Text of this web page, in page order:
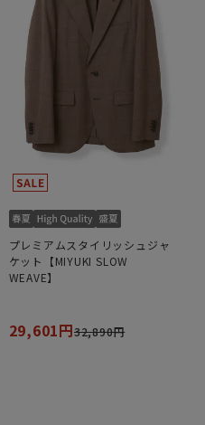
プレミアムスタイリッシュジャ
ケット【MIYUKI SLOW
WEAVE】
29,601円32,890円